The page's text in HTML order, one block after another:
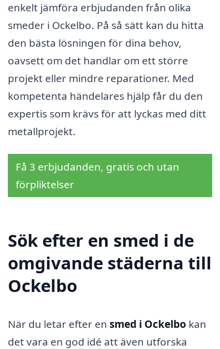
enkelt jämföra erbjudanden från olika
smeder i Ockelbo. På så sätt kan du hitta
den bästa lösningen för dina behov,
oavsett om det handlar om ett större
projekt eller mindre reparationer. Med
kompetenta händelares hjälp får du den
expertis som krävs för att lyckas med ditt
metallprojekt.
Få 3 erbjudanden, gratis och utan
förpliktelser
Sök efter en smed i de
omgivande städerna till
Ockelbo
När du letar efter en smed i Ockelbo kan
det vara en god idé att även utforska